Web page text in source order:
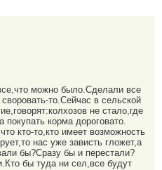
можно было.Сделали все
то.Сейчас в сельской
не стало,где
корма дороговато.
кто-то,кто имеет возможность
нас уже зависть гложет,а
бы?Сразу бы и перестали?
бы туда ни сел,все будут